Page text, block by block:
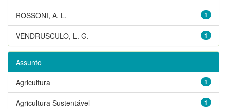
1
ROSSONI, A. L.
1
VENDRUSCULO, L. G.
Assunto
1
Agricultura
1
Agricultura Sustentável